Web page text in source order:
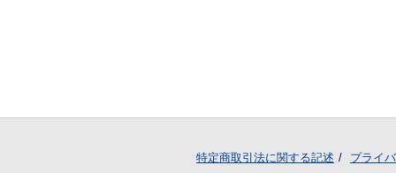
特定商取引法に関する記述 プライ